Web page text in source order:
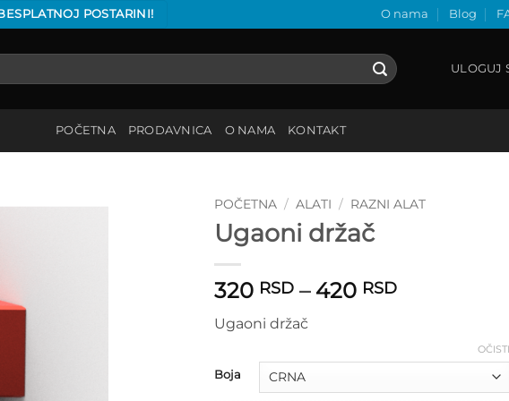
POSTARINI! O nama Blog
ULOGUJ
POČETNA PRODAVNICA O NAMA KONTAKT
POČETNA / ALATI / RAZNI ALAT
Ugaoni držač
320 RSD – 420 RSDRaspon
320 RSD
Ugaoni držač
Boja
OČISTI